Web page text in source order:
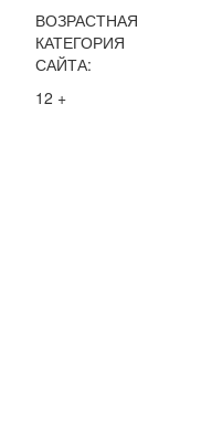
ВОЗРАСТНАЯ
КАТЕГОРИЯ
САЙТА:
12 +